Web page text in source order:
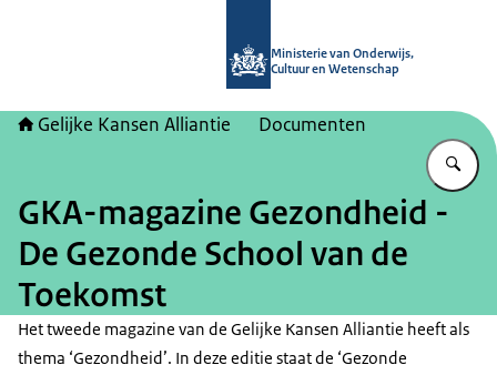
Ministerie van Onderwijs,
Cultuur en Wetenschap
Gelijke Kansen Alliantie Documenten
GKA-magazine Gezondheid -
De Gezonde School van de
Toekomst
Het tweede magazine van de Gelijke Kansen Alliantie heeft als
thema ‘Gezondheid’. In deze editie staat de ‘Gezonde